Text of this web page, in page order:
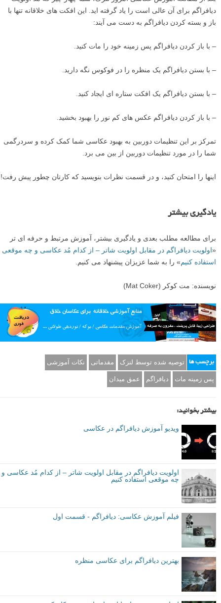
عکسی با نور بسیار کم که در F/2.0، ایزو ۵۰۰۰، و سرعت شاتر ۱/۱۵ ثانیه
ثبت شده است.
گاهی اوقات شما هیچ انتخابی جز داشتن یک سرعت شاتر پایین ندارید. در
کنید؟
آموزش های مرتبط:
آموزش عکاسی در شب – سرعت شاتر آهسته یا ایزو بالا
چه موقع ایزو را کم یا زیاد کنیم
شما دانش خود را به عنوان یک عکاس افزایش داده اید!
بعد از مطالعه آموزش عکاسی امروز لنزک، شما چهار چیز که مُد اولویت
دیافراگم برای آن عالی است را یاد گرفته اید. این افکت های خلاقانه تنها با
– با باز کردن دیافراگم پس زمینه خود را مات کنید.
– با بستن دیافراگم یک افکت ستاره ای ایجاد کنید.
– با باز کردن دیافراگم عکس های کم نور را بهبود بخشید.
شما را در مورد تنظیمات دوربین از بین می برد.
اینها را امتحان کنید، و در قسمت نظرات بنویسید که کارتان چطور پیش رفت!
برای مطالعه مطلب بعدی و یادگیری بیشتر، آموزش مرتبط و حرفه ای تر
«اولویت دیافراگم در مقابل اولویت شاتر – از کدام مُد عکاسی و چه موقعی
استفاده کنیم
» را به شما عزیزان پیشنهاد می کنیم.
نویسنده: مت کوکر (Mat Coker)
برچسب ها
پس زمینه مات